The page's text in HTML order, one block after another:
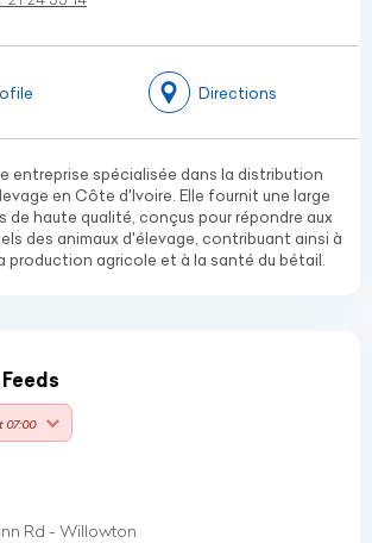
Directions
entreprise spécialisée dans la distribution
en Côte d'Ivoire. Elle fournit une large
de haute qualité, conçus pour répondre aux
des animaux d'élevage, contribuant ainsi à
production agricole et à la santé du bétail.
07:00
Rd - Willowton